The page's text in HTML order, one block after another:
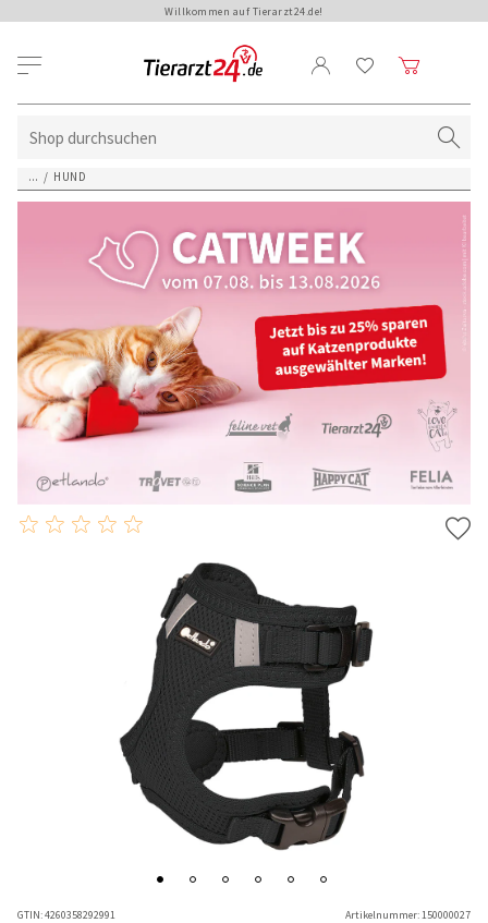
Willkommen auf Tierarzt24.de!
... / HUND
GTIN:4260358292991 Artikelnummer:150000027